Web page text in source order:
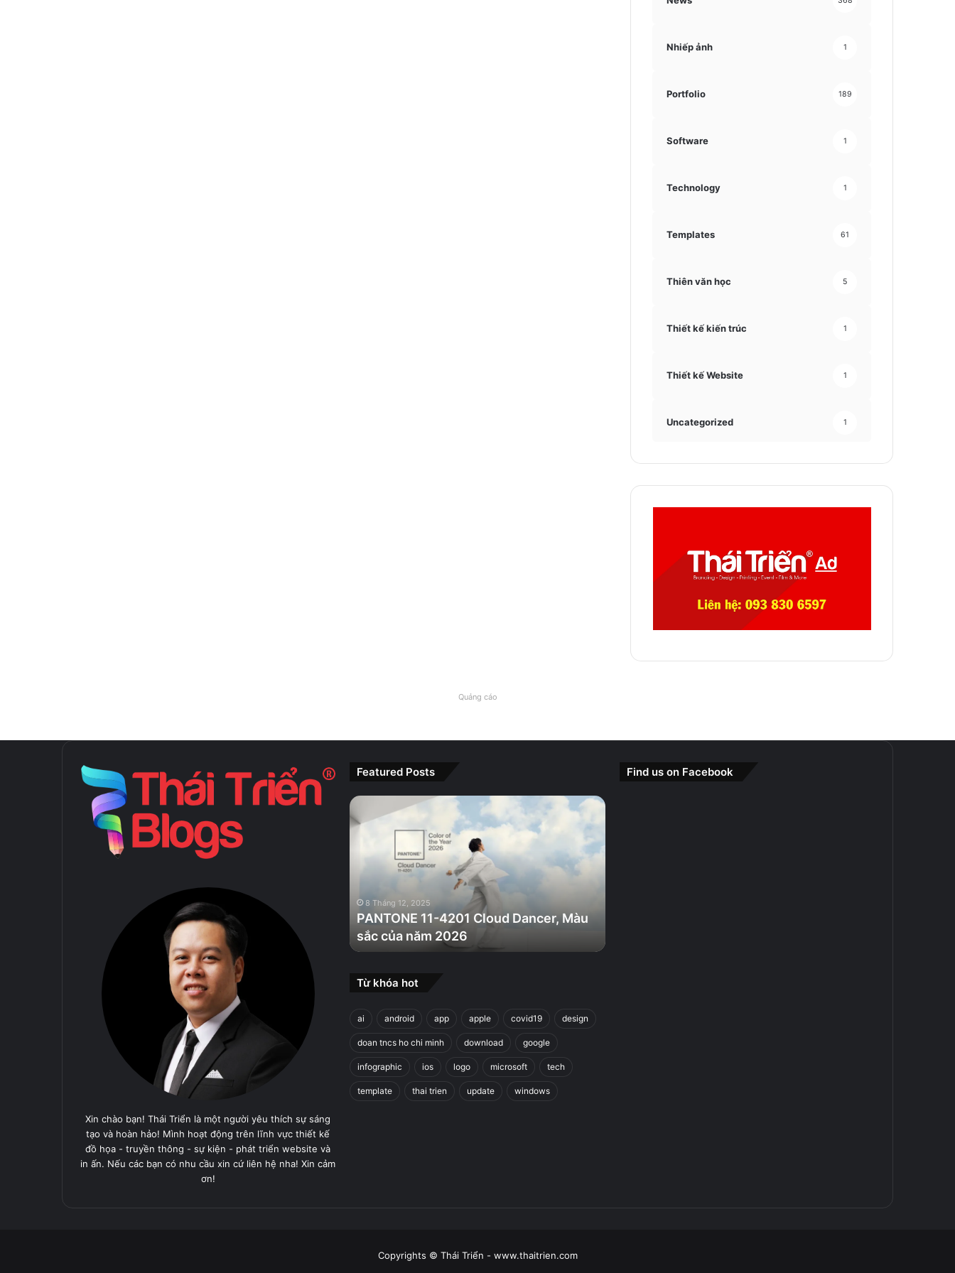
Nhiếp ảnh 1
Portfolio 189
Software 1
Technology 1
Templates 61
Thiên văn học 5
Thiết kế kiến trúc 1
Thiết kế Website 1
Uncategorized 1
Quảng cáo
Xin chào bạn! Thái Triển là một người yêu thích sự sáng
tạo và hoàn hảo! Mình hoạt động trên lĩnh vực thiết kế
đồ họa - truyền thông - sự kiện - phát triển website và
in ấn. Nếu các bạn có nhu cầu xin cứ liên hệ nha! Xin cảm
ơn!
Featured Posts
PANTONE
11-
Màu
của
năm
2026
8 Tháng 12, 2025
PANTONE 11-4201 Cloud Dancer, Màu
sắc của năm 2026
Từ khóa hot
ai android app apple covid19 design
doan tncs ho chi minh download google
infographic ios logo microsoft tech
template thai trien update windows
Find us on Facebook
Copyrights © Thái Triển - www.thaitrien.com